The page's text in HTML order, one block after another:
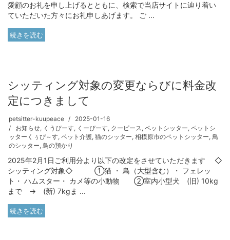
愛顧のお礼を申し上げるとともに、検索で当店サイトに辿り着い
ていただいた方々にお礼申しあげます。 ご ...
続きを読む
シッティング対象の変更ならびに料金改
定につきまして
petsitter-kuupeace
2025-01-16
お知らせ, くうぴーす, くーぴーす, クーピース, ペットシッター, ペットシ
ッターくぅぴ～す, ペット介護, 猫のシッター, 相模原市のペットシッター, 鳥
のシッター, 鳥の預かり
2025年2月1日ご利用分より以下の改定をさせていただきます ◇
シッティング対象◇ ①猫 ・ 鳥（大型含む）・ フェレッ
ト・ ハムスター・ カメ等の小動物 ②室内小型犬 (旧) 10kg
まで → (新) 7kgま ...
続きを読む